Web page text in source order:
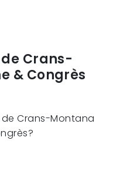
Crans-
& Congrès
Crans-Montana